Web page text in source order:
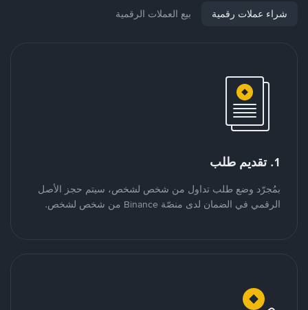
شراء عملات رقمية بيع العملات الرقمية
1. تقديم طلب
بمُجرّد وضع طلب تداول من شخص لشخص، سيتم حجز الأصل
الرقمي في الضمان لدى منصّة Binance من شخص لشخص.